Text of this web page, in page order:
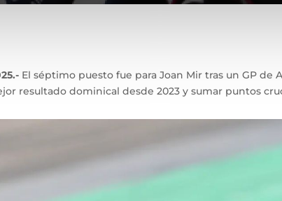
El séptimo puesto fue para Joan Mir tras un GP de
resultado dominical desde 2023 y sumar puntos